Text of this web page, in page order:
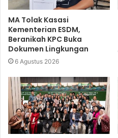
MA Tolak Kasasi
Kementerian ESDM,
Beranikah KPC Buka
Dokumen Lingkungan
6 Agustus 2026